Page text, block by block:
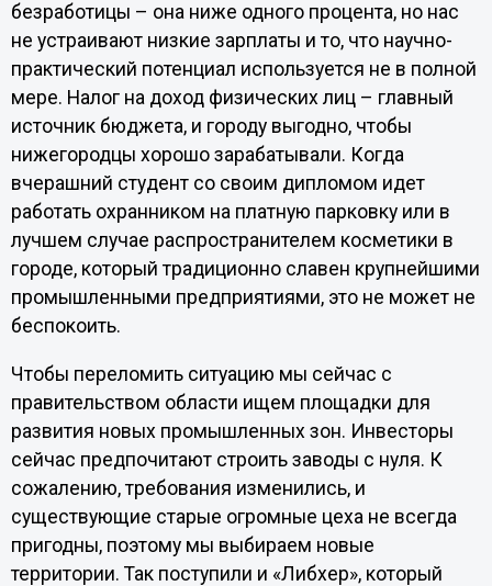
безработицы – она ниже одного процента, но нас
не устраивают низкие зарплаты и то, что научно-
практический потенциал используется не в полной
мере. Налог на доход физических лиц – главный
источник бюджета, и городу выгодно, чтобы
нижегородцы хорошо зарабатывали. Когда
вчерашний студент со своим дипломом идет
работать охранником на платную парковку или в
лучшем случае распространителем косметики в
городе, который традиционно славен крупнейшими
промышленными предприятиями, это не может не
беспокоить.
Чтобы переломить ситуацию мы сейчас с
правительством области ищем площадки для
развития новых промышленных зон. Инвесторы
сейчас предпочитают строить заводы с нуля. К
сожалению, требования изменились, и
существующие старые огромные цеха не всегда
пригодны, поэтому мы выбираем новые
территории. Так поступили и «Либхер», который